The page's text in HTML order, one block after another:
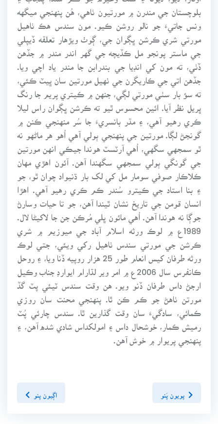
بلوچستان جي مندرن ۾ مورتيون ٺاهي، هُن پنهنجي ميگهه
ونس جاتيءَ جو نالو روشن ڪيو. مون سندس هڪ ٺاهيل
مورتي شري ڪرشن ڀڳوان جي، ڳوٺ ويڙهار تعلقه ڏيپلي
جي ماستر پونجو مل ڪڏيچه جي گهر اندر مندر ۾ جڏهن
ڏٺي، ته مون کي انڊيا جي بندرابن جا مندر ياد اچي ويا.
جڏهن اتي جي ڪاريگرن جي ٺهيل مورتين سان ڀيٽ ڪئي،
ته سؤ بار سٺي مورتي لڳي، جنهن ۾ ڪيتري پريم جا رنگ
ڀريل نظر آيا. ائين محسوس ٿيو ته ڪرشن ڀڳوان راس ليلا
ڪري رهيو آهي، ۽ مڌر بانسريءَ جا سُر منهنجي ڪنن ۾
گونجڻ لڳا. مورتين جي پنهنجي ٻولي آهي اُهو هر ماڻهو نه
ٿو سمجهي سگهي، اُهي آرٽسٽ هوندا جيڪي انهن مورتين
جي گونگي ٻولي سمجهي سگهندا آهن. آئون اهڙي مهان
ڪلاڪار صوفي سومار مل کي لک بار ڌنيواد چوان ٿو، جو
۽ بنا استاد جي ڪيترو سُندر ڪم ڪري رهيو آهي. اهڙا
انسان قومن جي تاريخ نشان ٿيندا آهن، جو تا حيات وسارڻ
جوڳا نه هوندا آهن. اُهي مائون ڀلي مُرڪن جن جا لاکيڻا لال.
1989ع ۾ لوڪ ورثه اسلام آباد جي ميوزيم ۾ شري
ڪرشن جي مورتي سندس ٺاهيل رکي ويئي، جتي لوڪ
ورثه طرفان کيس انعام طور 25 هزار روپيه ڏنا ويا، ۽ روحل
ڪانفرس سال 2006ع ۾ امر وير لڌارام ايوارڊ جناب وڪيل
ارجڻ داس طرفان ڏنو ويو. هن وقت سندس ٽيئي پٽ گڏ
مورتن ٺاهڻ جو ڪم ڪن ٿا. پنهنجي محنت سان روزي
ڪمائي، سادگيءَ سان وقت گذارين ٿا. سندس چارئي پُٽ
رميش ڪمار، خوشحال داس ۽ امولکداس شادي شده آهن، ۽
پنهنجي پريوار ۾ خوش آهن.
پويون پَنو اڳيون پنو